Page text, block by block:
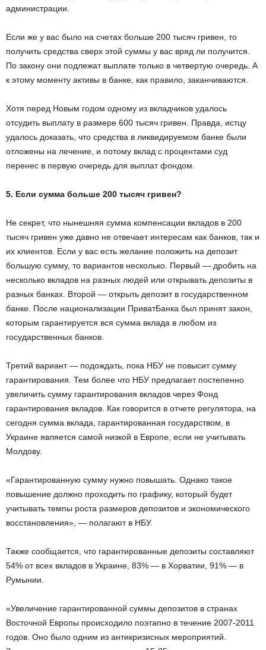
администрации.
Если же у вас было на счетах больше 200 тысяч гривен, то
получить средства сверх этой суммы у вас вряд ли получится.
По закону они подлежат выплате только в четвертую очередь. А
к этому моменту активы в банке, как правило, заканчиваются.
Хотя перед Новым годом одному из вкладчиков удалось
отсудить выплату в размере 600 тысяч гривен. Правда, истцу
удалось доказать, что средства в ликвидируемом банке были
отложены на лечение, и потому вклад с процентами суд
перенес в первую очередь для выплат фондом.
5. Если сумма больше 200 тысяч гривен?
Не секрет, что нынешняя сумма компенсации вкладов в 200
тысяч гривен уже давно не отвечает интересам как банков, так и
их клиентов. Если у вас есть желание положить на депозит
большую сумму, то вариантов несколько. Первый — дробить на
несколько вкладов на разных людей или открывать депозиты в
разных банках. Второй — открыть депозит в государственном
банке. После национализации ПриватБанка был принят закон,
которым гарантируется вся сумма вклада в любом из
государственных банков.
Третий вариант — подождать, пока НБУ не повысит сумму
гарантирования. Тем более что НБУ предлагает постепенно
увеличить сумму гарантирования вкладов через Фонд
гарантирования вкладов. Как говорится в отчете регулятора, на
сегодня сумма вклада, гарантированная государством, в
Украине является самой низкой в Европе, если не учитывать
Молдову.
«Гарантированную сумму нужно повышать. Однако такое
повышение должно проходить по графику, который будет
учитывать темпы роста размеров депозитов и экономического
восстановления», — полагают в НБУ.
Также сообщается, что гарантированные депозиты составляют
54% от всех вкладов в Украине, 83% — в Хорватии, 91% — в
Румынии.
«Увеличение гарантированной суммы депозитов в странах
Восточной Европы происходило поэтапно в течение 2007-2011
годов. Оно было одним из антикризисных мероприятий.